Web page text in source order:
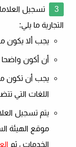
تسجيل
التجارية ما يلي:
يجب ألا يكون
أن أكون واضحا
يجب أن تكون
اللغات التي
يتم تسجيل
موقع الهيئة
الخدمات ، ثم